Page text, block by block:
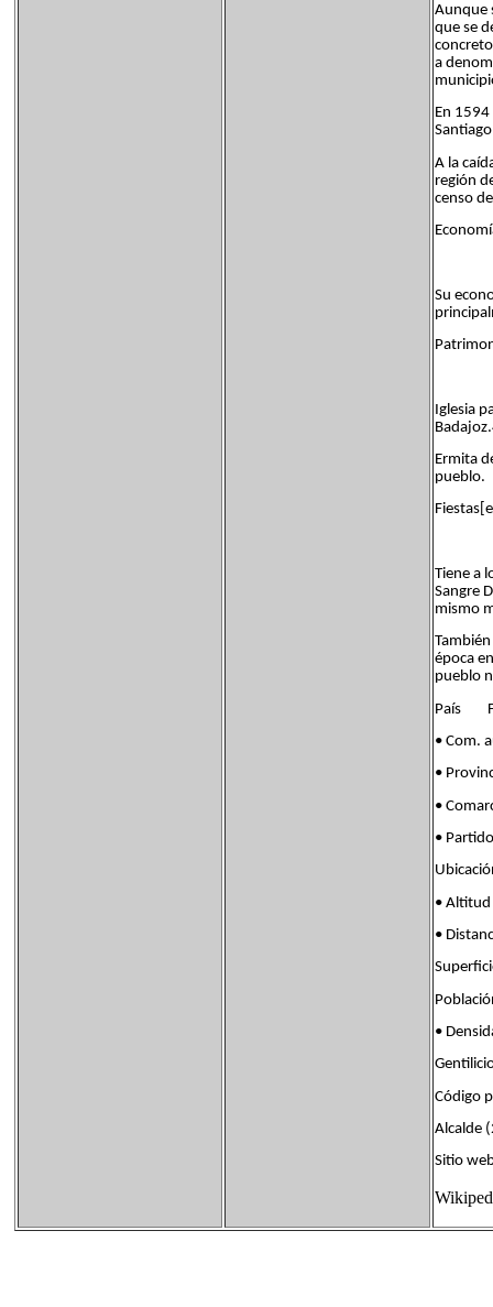
Aunque
que se
a
En
A la
región
censo
Su
Iglesia
Ermita
pueblo.
Tiene a
Sangre
mismo
época
pueblo
País
• Com.
•
•
•
•
•
•
Código
Alcalde
Sitio